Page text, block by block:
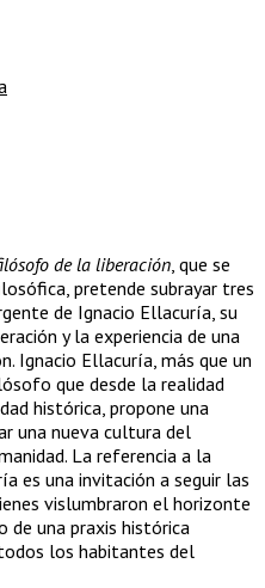
de la liberación , que se
pretende subrayar tres
de Ignacio Ellacuría, su
y la experiencia de una
Ignacio Ellacuría, más que un
que desde la realidad
histórica, propone una
una nueva cultura del
La referencia a la
es una invitación a seguir las
vislumbraron el horizonte
de una praxis histórica
los habitantes del